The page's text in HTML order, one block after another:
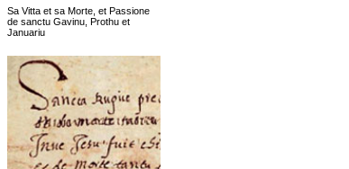
Sa Vitta et sa Morte, et Passione
de sanctu Gavinu, Prothu et
Januariu